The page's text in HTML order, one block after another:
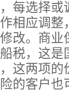
每选择
相应调
改。商
税，这
这两项
的客户